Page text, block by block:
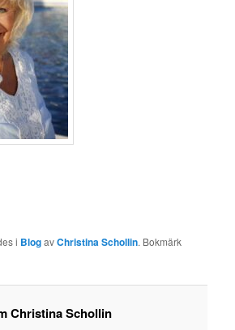
i BlogavChristina Schollin. Bokmärk
Christina Schollin